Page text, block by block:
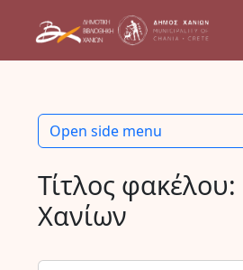
Τίτλος φακέλου:
Χανίων
Open side menu